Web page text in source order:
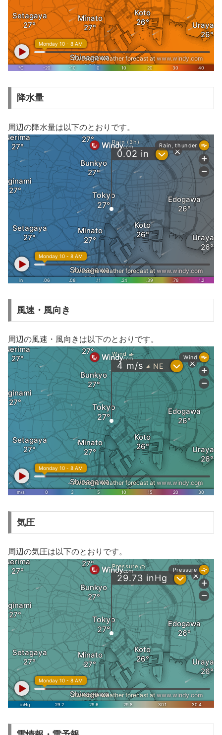
降水量
周辺の降水量は以下のとおりです。
風速・風向き
周辺の風速・風向きは以下のとおりです。
気圧
周辺の気圧は以下のとおりです。